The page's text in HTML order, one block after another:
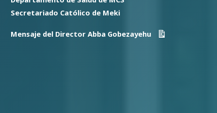
Secretariado Católico de Meki
Mensaje del Director Abba Gobezayehu